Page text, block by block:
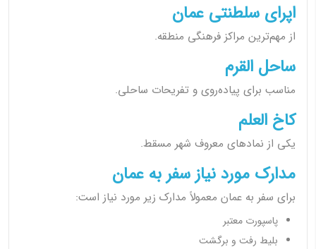
اپرای سلطنتی عمان
از مهم‌ترین مراکز فرهنگی منطقه.
ساحل القرم
مناسب برای پیاده‌روی و تفریحات ساحلی.
کاخ العلم
یکی از نمادهای معروف شهر مسقط.
مدارک مورد نیاز سفر به عمان
برای سفر به عمان معمولاً مدارک زیر مورد نیاز است:
پاسپورت معتبر
بلیط رفت و برگشت